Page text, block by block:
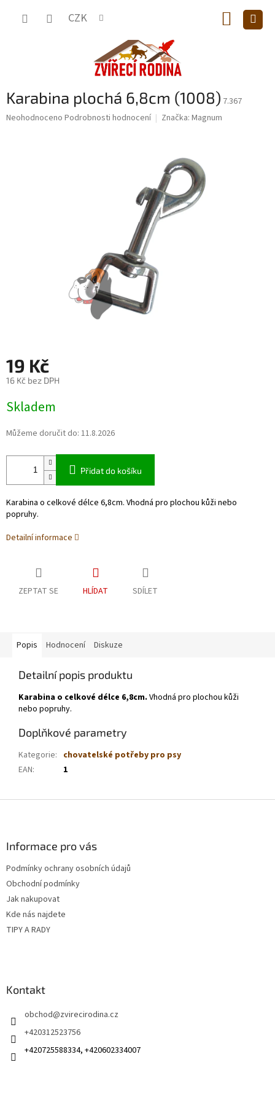
CZK
KOŠÍK
Karabina plochá 6,8cm (1008) 7.367
Průměrné
Neohodnoceno Podrobnosti hodnocení Značka: Magnum
19 Kč
16 Kč bez DPH
cena:
Skladem
Můžeme doručit do: 11.8.2026
Přidat do košíku
Karabina o celkové délce 6,8cm. Vhodná pro plochou kůži nebo
popruhy.
Detailní informace
ZEPTAT SE HLÍDAT SDÍLET
Popis Hodnocení Diskuze
Detailní popis produktu
Karabina o celkové délce 6,8cm. Vhodná pro plochou kůži
nebo popruhy.
Doplňkové parametry
Kategorie: chovatelské potřeby pro psy
EAN: 1
Informace pro vás
Podmínky ochrany osobních údajů
Obchodní podmínky
Jak nakupovat
Kde nás najdete
TIPY A RADY
Kontakt
obchod@zvirecirodina.cz
+420312523756
+420725588334, +420602334007